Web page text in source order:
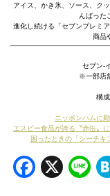
アイス、かき氷、ソース、ク
んばった
進化し続ける「セブンプレミ
商品
セブン‐
※一部店
構
ニッポンハムに
エスビー食品が誇る〝赤缶〟
困ったときの「シーチ
X